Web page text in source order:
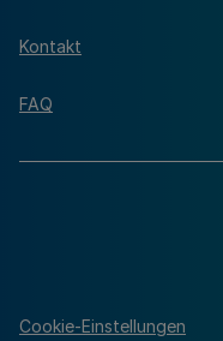
Kontakt
FAQ
Cookie-Einstellungen